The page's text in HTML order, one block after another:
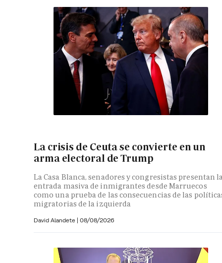
La crisis de Ceuta se convierte en un
arma electoral de Trump
La Casa Blanca, senadores y congresistas presentan
entrada masiva de inmigrantes desde Marruecos
como una prueba de las consecuencias de las
migratorias de la izquierda
David Alandete | 08/08/2026